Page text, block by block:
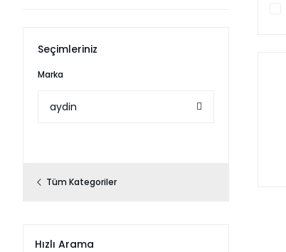
Seçimleriniz
Marka
aydin
Tüm Kategoriler
Hızlı Arama